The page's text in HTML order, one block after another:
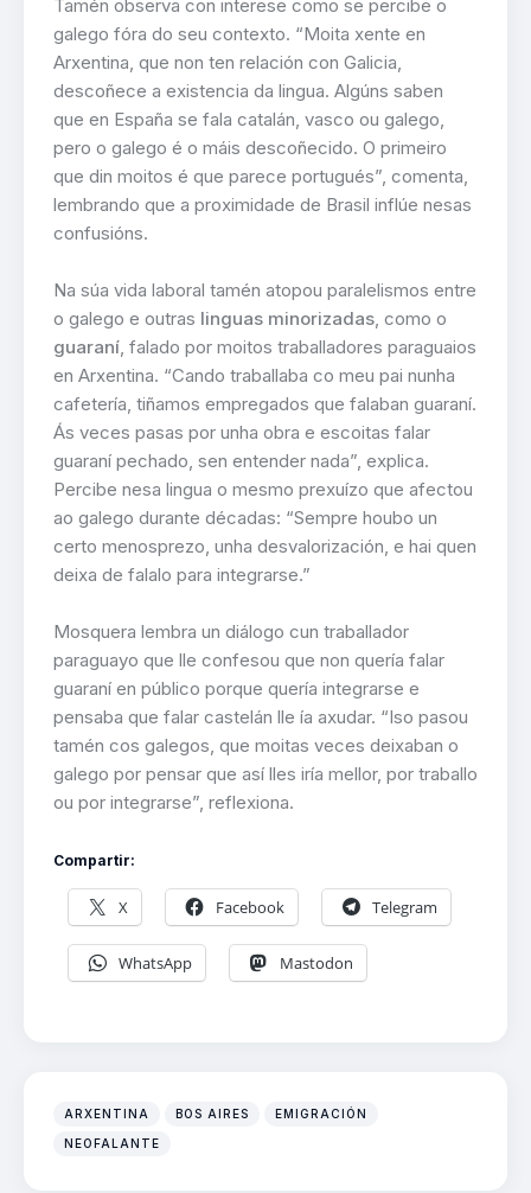
Tamén observa con interese como se percibe o
galego fóra do seu contexto. “Moita xente en
Arxentina, que non ten relación con Galicia,
descoñece a existencia da lingua. Algúns saben
que en España se fala catalán, vasco ou galego,
pero o galego é o máis descoñecido. O primeiro
que din moitos é que parece portugués”, comenta,
lembrando que a proximidade de Brasil inflúe nesas
confusións.
Na súa vida laboral tamén atopou paralelismos entre
o galego e outras linguas minorizadas , como o
guaraní , falado por moitos traballadores paraguaios
en Arxentina. “Cando traballaba co meu pai nunha
cafetería, tiñamos empregados que falaban guaraní.
Ás veces pasas por unha obra e escoitas falar
guaraní pechado, sen entender nada”, explica.
Percibe nesa lingua o mesmo prexuízo que afectou
ao galego durante décadas: “Sempre houbo un
certo menosprezo, unha desvalorización, e hai quen
deixa de falalo para integrarse.”
Mosquera lembra un diálogo cun traballador
paraguayo que lle confesou que non quería falar
guaraní en público porque quería integrarse e
pensaba que falar castelán lle ía axudar. “Iso pasou
tamén cos galegos, que moitas veces deixaban o
galego por pensar que así lles iría mellor, por traballo
ou por integrarse”, reflexiona.
Compartir:
X Facebook Telegram
WhatsApp Mastodon
ARXENTINA BOS AIRES EMIGRACIÓN
NEOFALANTE